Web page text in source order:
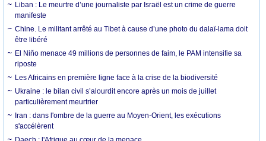
Liban : Le meurtre d’une journaliste par Israël est un crime de guerre
manifeste
Chine. Le militant arrêté au Tibet à cause d’une photo du dalaï-lama doit
être libéré
El Niño menace 49 millions de personnes de faim, le PAM intensifie sa
riposte
Les Africains en première ligne face à la crise de la biodiversité
Ukraine : le bilan civil s’alourdit encore après un mois de juillet
particulièrement meurtrier
Iran : dans l'ombre de la guerre au Moyen-Orient, les exécutions
s'accélèrent